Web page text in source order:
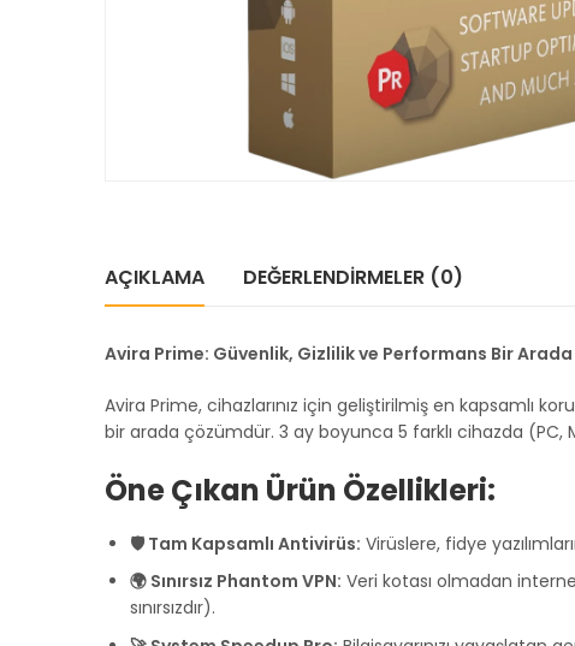
AÇIKLAMA DEĞERLENDIRMELER (0)
Avira Prime: Güvenlik, Gizlilik ve Performans Bir Arada
Avira Prime, cihazlarınız için geliştirilmiş en kapsamlı
bir arada çözümdür. 3 ay boyunca 5 farklı cihazda
Öne Çıkan Ürün Özellikleri:
🛡️ Tam Kapsamlı Antivirüs: Virüslere, fidye
🌍 Sınırsız Phantom VPN: Veri kotası olmadan
sınırsızdır).